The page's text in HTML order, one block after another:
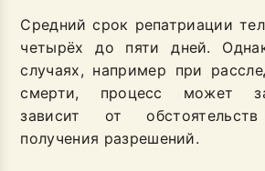
Средний срок репатриации
четырёх до пяти дней.
случаях, например при
смерти, процесс может
зависит от
получения разрешений.